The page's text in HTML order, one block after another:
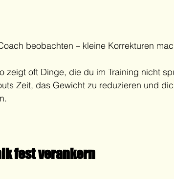
beobachten – kleine Korrekturen
zeigt oft Dinge, die du im Training nicht
Zeit, das Gewicht zu reduzieren und
fest verankern